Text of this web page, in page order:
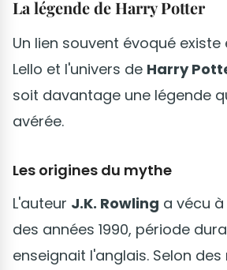
La légende de Harry Potter
Un lien souvent évoqué
Lello et l'univers de Harry
soit davantage une légende
avérée.
Les origines du mythe
L'auteur J.K. Rowling a vécu
des années 1990, période
enseignait l'anglais. Selon des